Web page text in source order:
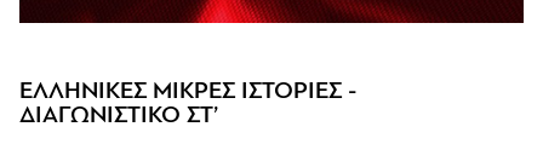
ΕΛΛΗΝΙΚΕΣ ΜΙΚΡΕΣ ΙΣΤΟΡΙΕΣ -
ΔΙΑΓΩΝΙΣΤΙΚΟ ΣΤ’